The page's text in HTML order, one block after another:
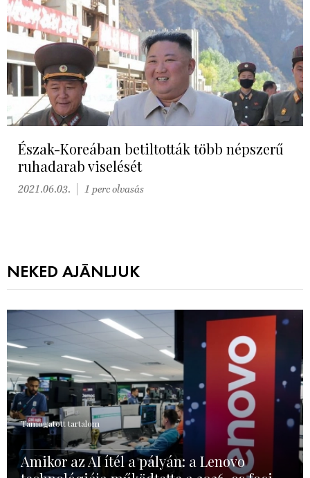
Észak-Koreában betiltották több népszerű
ruhadarab viselését
2021.06.03. 1 perc olvasás
NEKED AJÁNLJUK
Támogatott tartalom
Amikor az AI ítél a pályán: a Lenovo